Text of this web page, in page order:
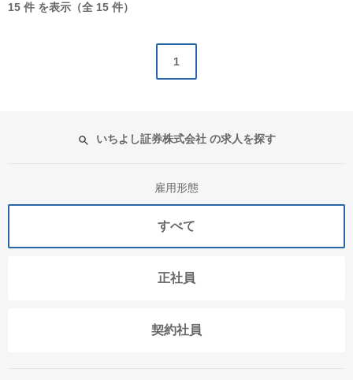
15 件 を表示（全 15 件）
1
いちよし証券株式会社 の求人を探す
雇用形態
すべて
正社員
契約社員